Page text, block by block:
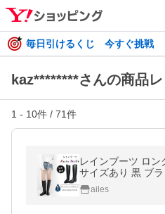
毎日引けるくじ 今すぐ挑戦
kaz********さんの商品
1 - 10件 / 71件
レインブーツ ロ
サイズあり 黒 ブラ
ヒール 完全防水
レイングッズ
ailes